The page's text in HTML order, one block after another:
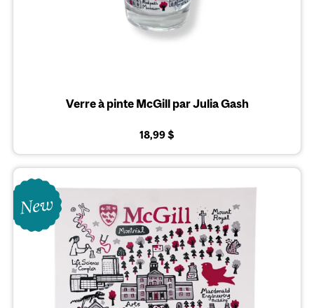
Verre à pinte McGill par Julia Gash
18,99 $